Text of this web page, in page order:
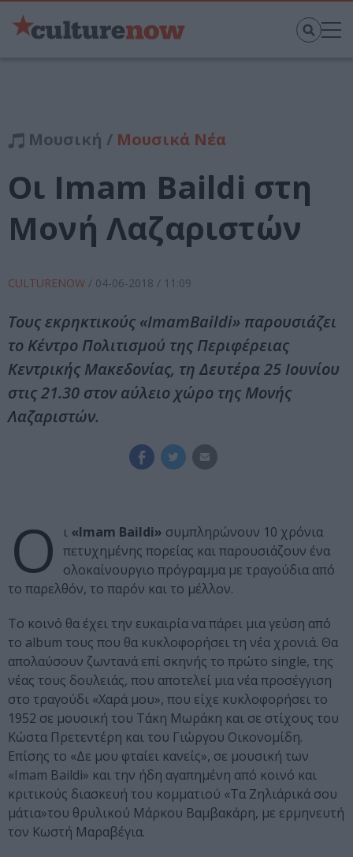
Μουσική / Μουσικά Νέα
Οι Imam Baildi στη
Μονή Λαζαριστών
CULTURENOW / 04-06-2018 / 11:09
Τους εκρηκτικούς «ImamBaildi» παρουσιάζει
το Κέντρο Πολιτισμού της Περιφέρειας
Κεντρικής Μακεδονίας, τη Δευτέρα 25 Ιουνίου
στις 21.30 στον αύλειο χώρο της Μονής
Λαζαριστών.
Ο ι «Imam Baildi» συμπληρώνουν 10 χρόνια
πετυχημένης πορείας και παρουσιάζουν ένα
ολοκαίνουργιο πρόγραμμα με τραγούδια από
το παρελθόν, το παρόν και το μέλλον.
Το κοινό θα έχει την ευκαιρία να πάρει μια γεύση από
το album τους που θα κυκλοφορήσει τη νέα χρονιά. Θα
απολαύσουν ζωντανά επί σκηνής το πρώτο single, της
νέας τους δουλειάς, που αποτελεί μια νέα προσέγγιση
στο τραγούδι «Χαρά μου», που είχε κυκλοφορήσει το
1952 σε μουσική του Τάκη Μωράκη και σε στίχους του
Κώστα Πρετεντέρη και του Γιώργου Οικονομίδη.
Επίσης το «Δε μου φταίει κανείς», σε μουσική των
«Imam Baildi» και την ήδη αγαπημένη από κοινό και
κριτικούς διασκευή του κομματιού «Τα Ζηλιάρικά σου
μάτια»του θρυλικού Μάρκου Βαμβακάρη, με ερμηνευτή
τον Κωστή Μαραβέγια.